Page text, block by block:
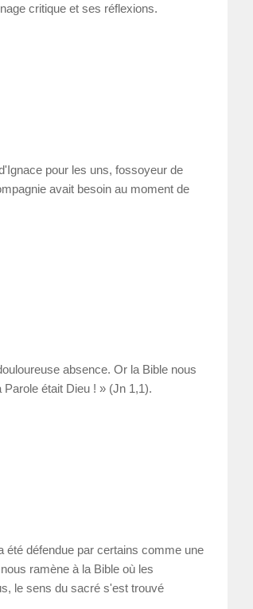
critique et ses réflexions.
pour les uns, fossoyeur de
avait besoin au moment de
absence. Or la Bible nous
était Dieu ! » (Jn 1,1).
été défendue par certains comme une
ramène à la Bible où les
le sens du sacré s'est trouvé